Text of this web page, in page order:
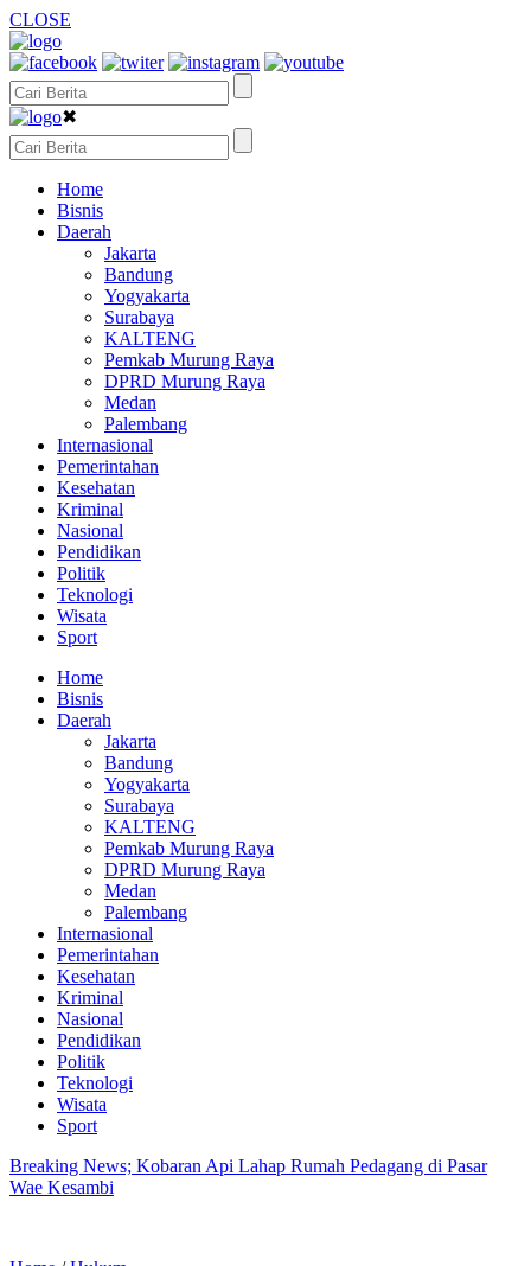
CLOSE
✖
Home
Bisnis
Daerah
Jakarta
Bandung
Yogyakarta
Surabaya
KALTENG
Pemkab Murung Raya
DPRD Murung Raya
Medan
Palembang
Internasional
Pemerintahan
Kesehatan
Kriminal
Nasional
Pendidikan
Politik
Teknologi
Wisata
Sport
Home
Bisnis
Daerah
Jakarta
Bandung
Yogyakarta
Surabaya
KALTENG
Pemkab Murung Raya
DPRD Murung Raya
Medan
Palembang
Internasional
Pemerintahan
Kesehatan
Kriminal
Nasional
Pendidikan
Politik
Teknologi
Wisata
Sport
Breaking News; Kobaran Api Lahap Rumah Pedagang di Pasar
Wae Kesambi